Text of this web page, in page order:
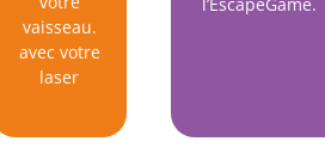
vaisseau.
avec votre
laser